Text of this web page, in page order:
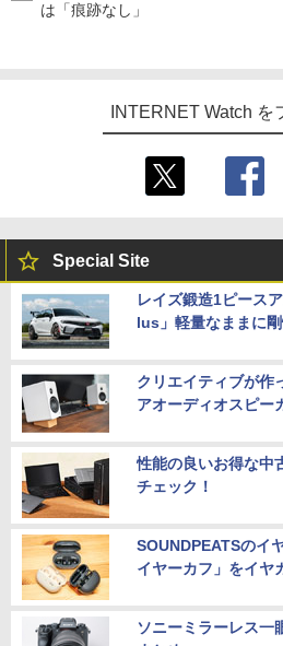
は「痕跡なし」
INTERNET Watch を
Special Site
レイズ鍛造1ピース
lus」軽量なままに
クリエイティブが作
アオーディオスピー
性能の良いお得な中
チェック！
SOUNDPEATSのイ
イヤーカフ」をイヤ
ソニーミラーレス一